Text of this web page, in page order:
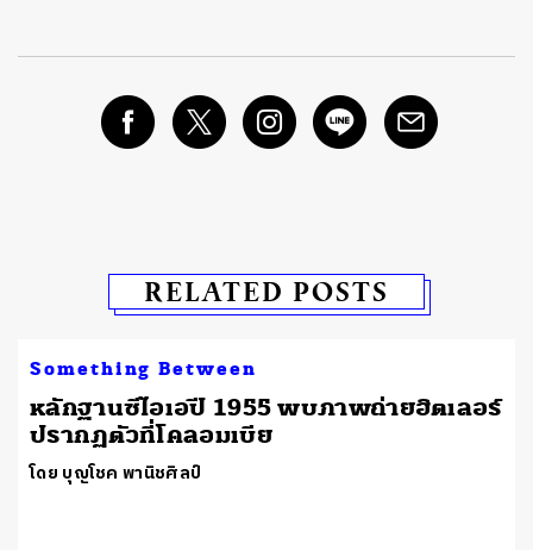
RELATED POSTS
Something Between
หลักฐานซีไอเอปี 1955 พบภาพถ่ายฮิตเลอร์
ปรากฏตัวที่โคลอมเบีย
โดย บุญโชค พานิชศิลป์